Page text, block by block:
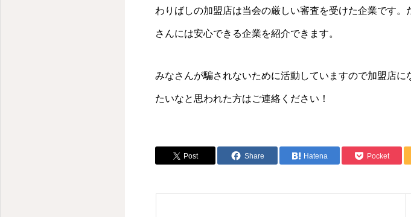
わりばしの加盟店は当会の厳しい審査を受けた企業です
さんには安心できる企業を紹介できます。
みなさんが騙されないために活動していますので加盟店
たいなと思われた方はご連絡ください！
Post Share Hatena Pocket